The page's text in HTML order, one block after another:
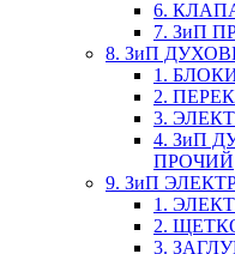
6.
7. ЗиП
8. ЗиП
1.
2.
3.
4. ЗиП
ПРОЧИЙ
9. ЗиП
1.
2.
3.